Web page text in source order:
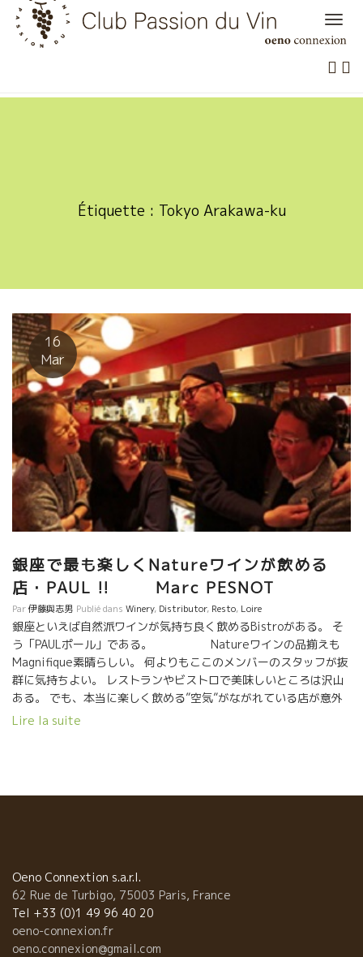
Skip
content
Étiquette : Tokyo Arakawa-ku
16
Mar
銀座で最も楽しくNatureワインが飲める
店・PAUL !! Marc PESNOT
Par伊藤與志男 Publié dans Winery, Distributor, Resto, Loire
銀座といえば自然派ワインが気持ち良く飲めるBistroがある。 そ
う「PAULポール」である。 Natureワインの品揃えも
Magnifique素晴らしい。 何よりもここのメンバーのスタッフが抜
群に気持ちよい。 レストランやビストロで美味しいところは沢山
ある。 でも、本当に楽しく飲める”空気”がながれている店が意外
と少ない。 私にとってのレストランなど飲食店の評価で最
の竹ノ内さん、 石川県小松市のESPOAもりたか店の森高さん 皆で
青春ポップス・アリスの”遠くで汽笛を聞きながら”を店内ミュージ
ックに合わせてスプーンをマイクに皆で熱唱！！ ヤアーのりまし
た。 自然派の美味しいワイン、造り手のマルク・ペノさん、
エスポアのファミリーとハッピーなひと時でした。 やあー楽しか
Lire la suite
Oeno Connextion s.a.r.l.
62 Rue de Turbigo, 75003 Paris, France
Tel +33 (0)1 49 96 40 20
oeno-connexion.fr
oeno.connexion@gmail.com